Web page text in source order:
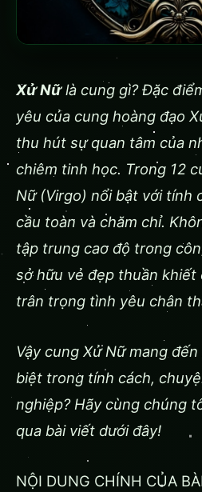
Xử Nữlà cung gì? Đặc
yêu của cung hoàng đạo
thu hút sự quan tâm của
chiêm tinh học. Trong 12
Nữ (Virgo) nổi bật với tính
cầu toàn và chăm chỉ.
tập trung cao độ trong
sở hữu vẻ đẹp thuần
trân trọng tình yêu chân
Vậy cung Xử Nữ mang
biệt trong tính cách,
nghiệp? Hãy cùng chúng
qua bài viết dưới đây!
NỘI DUNG CHÍNH CỦA